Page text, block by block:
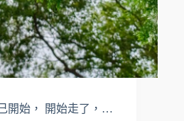
開始， 開始走了，…